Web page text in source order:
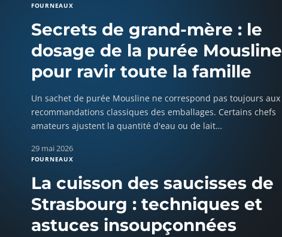
FOURNEAUX
Secrets de grand-mère : le
dosage de la purée Mousline
pour ravir toute la famille
Un sachet de purée Mousline ne correspond pas toujours aux
recommandations classiques des emballages. Certains chefs
amateurs ajustent la quantité d'eau ou de lait…
29 mai 2026
FOURNEAUX
La cuisson des saucisses de
Strasbourg : techniques et
astuces insoupçonnées